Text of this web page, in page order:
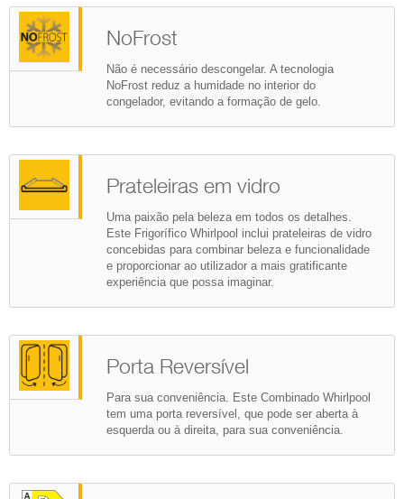
NoFrost
Não é necessário descongelar. A tecnologia
NoFrost reduz a humidade no interior do
congelador, evitando a formação de gelo.
Prateleiras em vidro
Uma paixão pela beleza em todos os detalhes.
Este Frigorífico Whirlpool inclui prateleiras de vidro
concebidas para combinar beleza e funcionalidade
e proporcionar ao utilizador a mais gratificante
experiência que possa imaginar.
Porta Reversível
Para sua conveniência. Este Combinado Whirlpool
tem uma porta reversível, que pode ser aberta à
esquerda ou à direita, para sua conveniência.